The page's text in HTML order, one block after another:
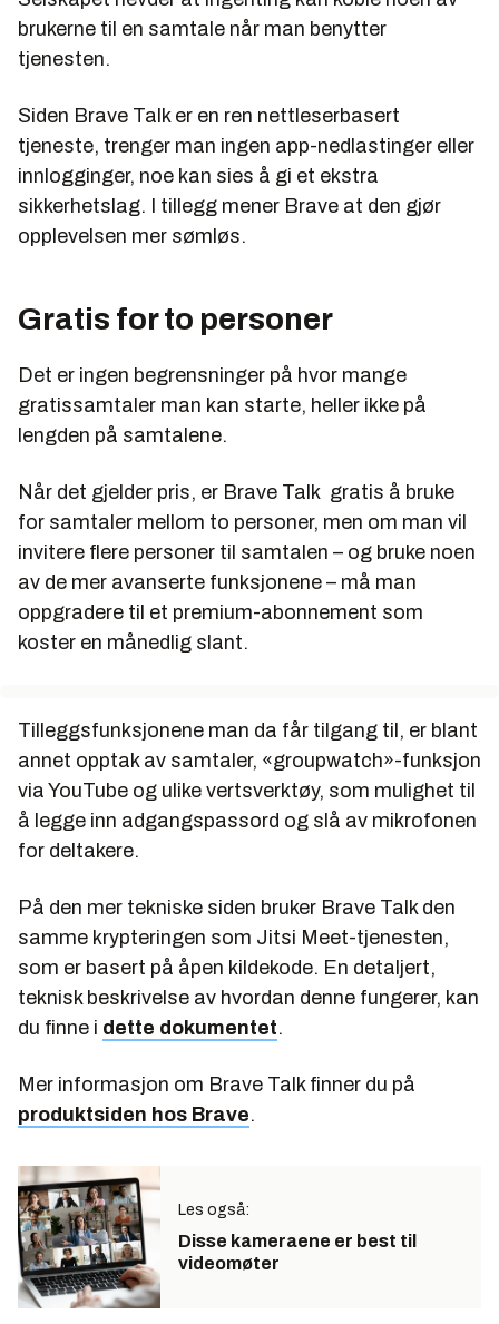
brukerne til en samtale når man benytter
tjenesten.
Siden Brave Talk er en ren nettleserbasert
tjeneste, trenger man ingen app-nedlastinger eller
innlogginger, noe kan sies å gi et ekstra
sikkerhetslag. I tillegg mener Brave at den gjør
opplevelsen mer sømløs.
Gratis for to personer
Det er ingen begrensninger på hvor mange
gratissamtaler man kan starte, heller ikke på
lengden på samtalene.
Når det gjelder pris, er Brave Talk gratis å bruke
for samtaler mellom to personer, men om man vil
invitere flere personer til samtalen – og bruke noen
av de mer avanserte funksjonene – må man
oppgradere til et premium-abonnement som
koster en månedlig slant.
Tilleggsfunksjonene man da får tilgang til, er blant
annet opptak av samtaler, «groupwatch»-funksjon
via YouTube og ulike vertsverktøy, som mulighet til
å legge inn adgangspassord og slå av mikrofonen
for deltakere.
På den mer tekniske siden bruker Brave Talk den
samme krypteringen som Jitsi Meet-tjenesten,
som er basert på åpen kildekode. En detaljert,
teknisk beskrivelse av hvordan denne fungerer, kan
du finne i dette dokumentet.
Mer informasjon om Brave Talk finner du på
produktsiden hos Brave.
Les også:
Disse kameraene er best til
videomøter